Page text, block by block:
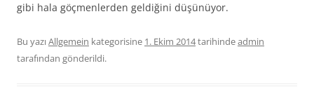
gibi hala göçmenlerden geldiğini düşünüyor.
Bu yazıAllgemein kategorisine 1. Ekim 2014tarihindeadmin
tarafından gönderildi.